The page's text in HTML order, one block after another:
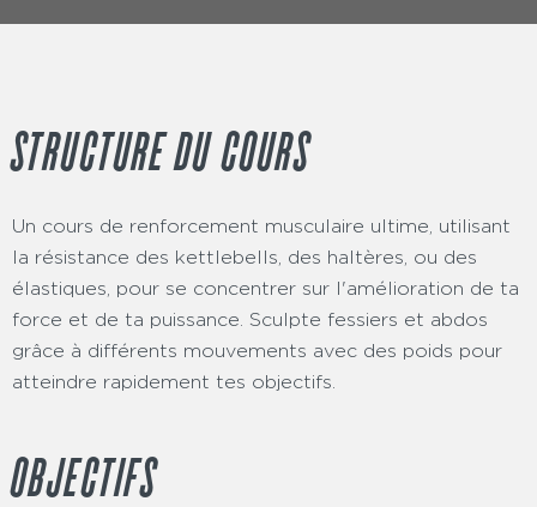
STRUCTURE DU COURS
Un cours de renforcement musculaire ultime, utilisant
la résistance des kettlebells, des haltères, ou des
élastiques, pour se concentrer sur l'amélioration de ta
force et de ta puissance. Sculpte fessiers et abdos
grâce à différents mouvements avec des poids pour
atteindre rapidement tes objectifs.
OBJECTIFS